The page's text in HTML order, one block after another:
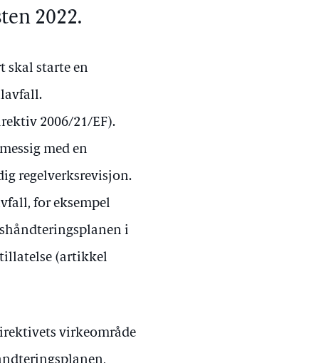
2022.
skal starte en
2006/21/EF).
med en
regelverksrevisjon.
for eksempel
i
tillatelse (artikkel
virkeområde